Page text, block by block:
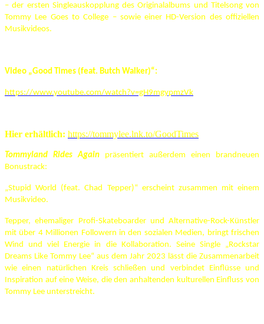
– der ersten Singleauskopplung des Originalalbums und Titelsong von
Tommy Lee Goes to College – sowie einer HD-Version des offiziellen
Musikvideos.
Video „Good Times (feat. Butch Walker)“:
https://www.youtube.com/watch?v=gH9mgypmzVk
Hier erhältlich: https://tommylee.lnk.to/GoodTimes
Tommyland Rides Again präsentiert außerdem einen brandneuen
Bonustrack:
„Stupid World (feat. Chad Tepper)“ erscheint zusammen mit einem
Musikvideo.
Tepper, ehemaliger Profi-Skateboarder und Alternative-Rock-Künstler
mit über 4 Millionen Followern in den sozialen Medien, bringt frischen
Wind und viel Energie in die Kollaboration. Seine Single „Rockstar
Dreams Like Tommy Lee“ aus dem Jahr 2023 lässt die Zusammenarbeit
wie einen natürlichen Kreis schließen und verbindet Einflüsse und
Inspiration auf eine Weise, die den anhaltenden kulturellen Einfluss von
Tommy Lee unterstreicht.